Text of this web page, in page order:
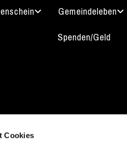
Cookies
Gemeindeleben
Spenden/Geld